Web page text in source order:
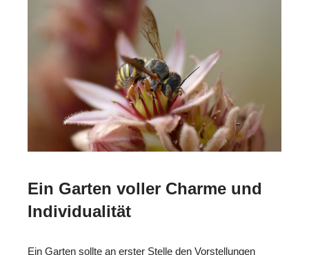
Ein Garten voller Charme und
Individualität
Ein Garten sollte an erster Stelle den Vorstellungen